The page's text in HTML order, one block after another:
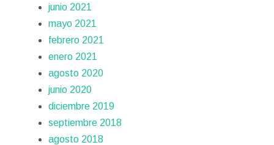
junio 2021
mayo 2021
febrero 2021
enero 2021
agosto 2020
junio 2020
diciembre 2019
septiembre 2018
agosto 2018